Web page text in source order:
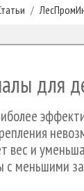
для
вес и
меньшими